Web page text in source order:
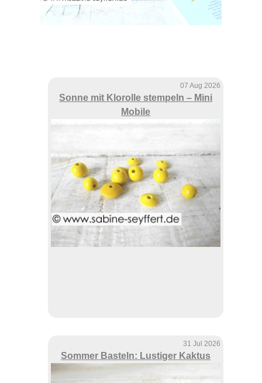
07 Aug 2026
Sonne mit Klorolle stempeln – Mini
Mobile
31 Jul 2026
Sommer Basteln: Lustiger Kaktus